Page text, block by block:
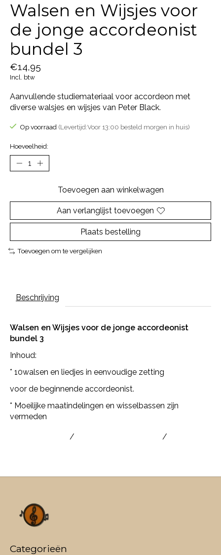
Walsen en Wijsjes voor
de jonge accordeonist
bundel 3
€14,95
Incl. btw
Aanvullende studiemateriaal voor accordeon met
diverse walsjes en wijsjes van Peter Black.
Op voorraad (Levertijd:Voor 13:00 besteld morgen in huis)
Hoeveelheid:
Toevoegen aan winkelwagen
Aan verlanglijst toevoegen
Plaats bestelling
Toevoegen om te vergelijken
Beschrijving
Walsen en Wijsjes voor de jonge accordeonist
bundel 3
Inhoud:
* 10walsen en liedjes in eenvoudige zetting
voor de beginnende accordeonist.
* Moeilijke maatindelingen en wisselbassen zijn
vermeden
/ /
Categorieën